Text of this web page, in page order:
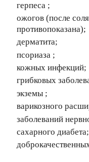
герпеса ;
ожогов (после
противопоказана);
дерматита;
псориаза ;
кожных инфекций;
грибковых
экземы ;
варикозного
заболеваний
сахарного диабета;